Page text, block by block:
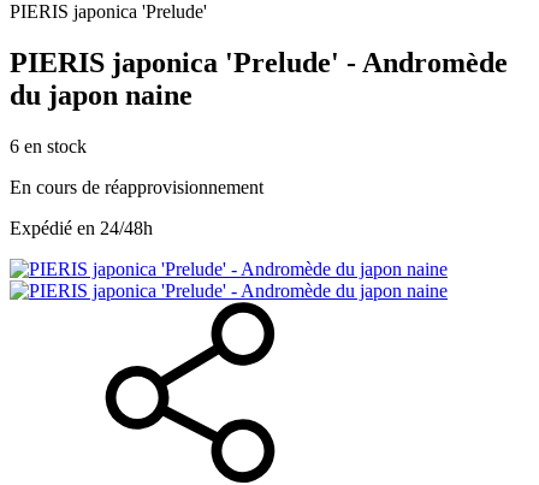
PIERIS japonica 'Prelude'
PIERIS japonica 'Prelude' - Andromède
du japon naine
6 en stock
En cours de réapprovisionnement
Expédié en 24/48h